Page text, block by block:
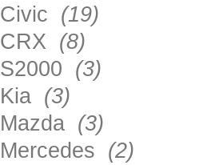
Civic (19)
CRX (8)
S2000 (3)
Kia (3)
Mazda (3)
Mercedes (2)